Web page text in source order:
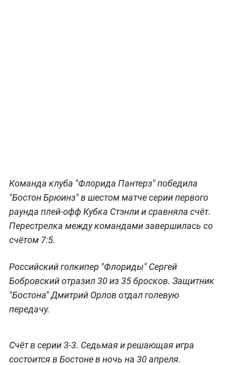
Команда клуба "Флорида Пантерз" победила
"Бостон Брюинз" в шестом матче серии первого
раунда плей-офф Кубка Стэнли и сравняла счёт.
Перестрелка между командами завершилась со
счётом 7:5.
Российский голкипер "Флориды" Сергей
Бобровский отразил 30 из 35 бросков. Защитник
"Бостона" Дмитрий Орлов отдал голевую
передачу.
Счёт в серии 3-3. Седьмая и решающая игра
состоится в Бостоне в ночь на 30 апреля.